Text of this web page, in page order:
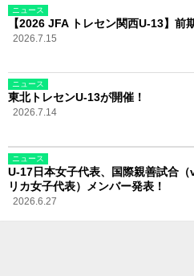
ニュース
【2026 JFA トレセン関西U-13】前
2026.7.15
ニュース
東北トレセンU-13が開催！
2026.7.14
ニュース
U-17日本女子代表、国際親善試合（
リカ女子代表）メンバー発表！
2026.6.27